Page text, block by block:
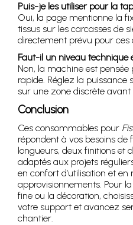
Puis-je les utiliser pour la
Oui, la page mentionne la
tissus sur les carcasses de
directement prévu pour ces
Faut-il un niveau technique
Non, la machine est
rapide. Réglez la puissance
sur une zone discrète avant
Conclusion
Ces consommables pour
répondent à vos besoins de
longueurs, deux finitions et
adaptés aux projets
en confort d’utilisation et en
approvisionnements. Pour
fine ou la décoration,
votre support et avancez
chantier.